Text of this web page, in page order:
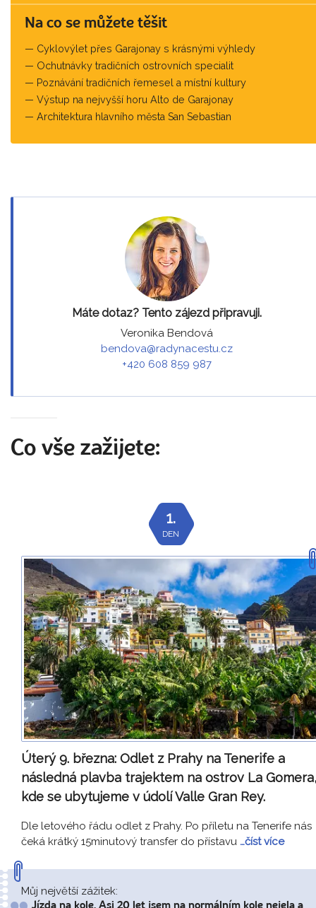
Na co se můžete těšit
Cyklovýlet přes Garajonay s krásnými výhledy
Ochutnávky tradičních ostrovních specialit
Poznávání tradičních řemesel a místní kultury
Výstup na nejvyšší horu Alto de Garajonay
Architektura hlavního města San Sebastian
Máte dotaz? Tento zájezd připravuji.
Veronika Bendová
bendova@radynacestu.cz
+420 608 859 987
Co vše zažijete:
1.
DEN
Úterý 9. března: Odlet z Prahy na Tenerife a
následná plavba trajektem na ostrov La Gomera,
kde se ubytujeme v údolí Valle Gran Rey.
Dle letového řádu odlet z Prahy. Po příletu na Tenerife nás
čeká krátký 15minutový transfer do přístavu …číst více
Můj největší zážitek: